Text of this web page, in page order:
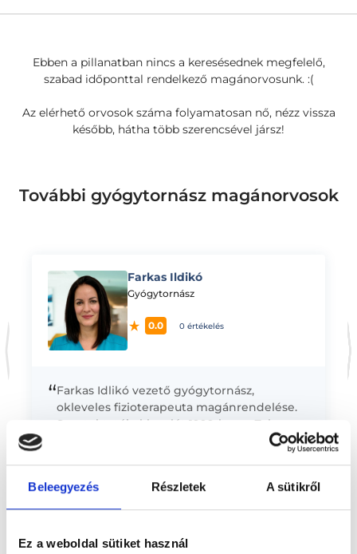
Beleegyezés Részletek A sütikről
Ez a weboldal sütiket használ
Ebben a pillanatban nincs a keresésednek megfelelő,
szabad időponttal rendelkező magánorvosunk. :(
Az elérhető orvosok száma folyamatosan nő, nézz vissza
később, hátha több szerencsével jársz!
További gyógytornász magánorvosok
Farkas Ildikó
Gyógytornász
0.0 0 értékelés
“Farkas Idlikó vezető gyógytornász,
okleveles fizioterapeuta magánrendelése.
Sportoktatói oklevelét 1999-ben a Zala
megyei Sportszövetségnél, gyógytornász
Főiskolai Karán, egyetemi...
Előző* Szakorvos jelölt (rezidens): általános orvosi oklevéllel rendelkező
orvos, aki jogszabályok szerinti szakorvosi szakképesítés
felelősséggel tartozik és azt közvetlenül felügyeli az egészségügyi